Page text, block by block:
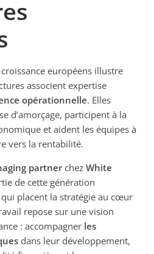
européens illustre
associent expertise
opérationnelle. Elles
d’amorçage, participent à la
et aident les équipes à
vers la rentabilité.
partnerchezWhite
de cette génération
qui placent la stratégie au cœur
repose sur une vision
: accompagner les
dans leur développement,